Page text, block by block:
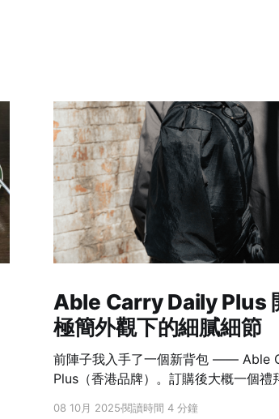
Able Carry Daily Plus
極簡外觀下的細膩細節
前陣子我入手了一個新背包 —— Able
Plus（香港品牌）。訂購後大概一個禮
08 10月 2025閱讀時間 4 分鐘